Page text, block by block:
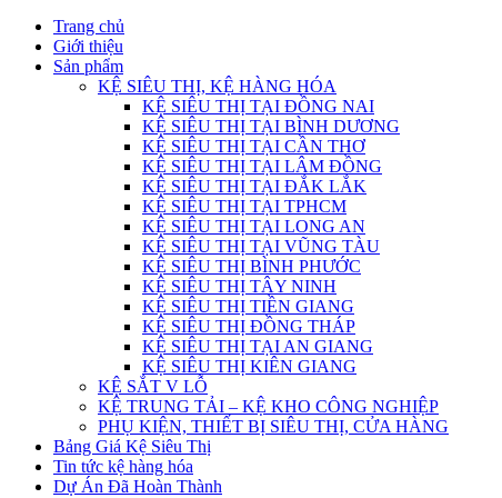
Trang chủ
Giới thiệu
Sản phẩm
KỆ SIÊU THỊ, KỆ HÀNG HÓA
KỆ SIÊU THỊ TẠI ĐỒNG NAI
KỆ SIÊU THỊ TẠI BÌNH DƯƠNG
KỆ SIÊU THỊ TẠI CẦN THƠ
KỆ SIÊU THỊ TẠI LÂM ĐỒNG
KỆ SIÊU THỊ TẠI ĐẮK LẮK
KỆ SIÊU THỊ TẠI TPHCM
KỆ SIÊU THỊ TẠI LONG AN
KỆ SIÊU THỊ TẠI VŨNG TÀU
KỆ SIÊU THỊ BÌNH PHƯỚC
KỆ SIÊU THỊ TÂY NINH
KỆ SIÊU THỊ TIỀN GIANG
KỆ SIÊU THỊ ĐỒNG THÁP
KỆ SIÊU THỊ TẠI AN GIANG
KỆ SIÊU THỊ KIÊN GIANG
KỆ SẮT V LỖ
KỆ TRUNG TẢI – KỆ KHO CÔNG NGHIỆP
PHỤ KIỆN, THIẾT BỊ SIÊU THỊ, CỬA HÀNG
Bảng Giá Kệ Siêu Thị
Tin tức kệ hàng hóa
Dự Án Đã Hoàn Thành